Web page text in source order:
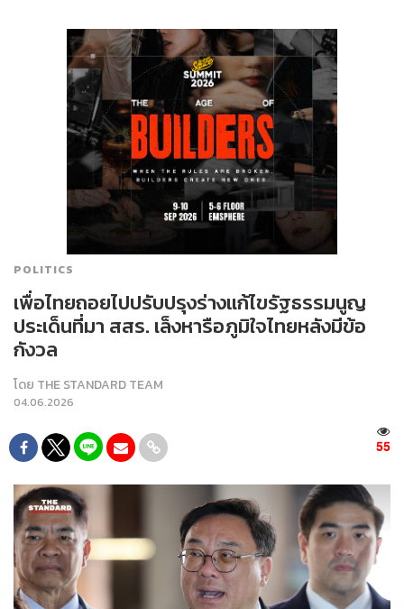
POLITICS
เพื่อไทยถอยไปปรับปรุงร่างแก้ไขรัฐธรรมนูญ
ประเด็นที่มา สสร. เล็งหารือภูมิใจไทยหลังมีข้อ
กังวล
โดย THE STANDARD TEAM
04.06.2026
55